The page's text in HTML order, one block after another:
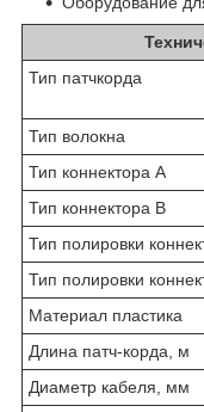
Тип патчкорда
Тип волокна
Тип коннектора A
Тип коннектора B
Тип полировки
Тип полировки
Материал пластика
Длина патч-корда, м
Диаметр кабеля, мм